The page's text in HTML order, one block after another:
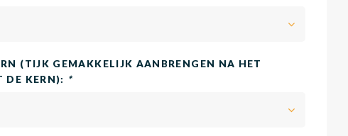
(TIJK GEMAKKELIJK AANBRENGEN NA HET
DE KERN): *